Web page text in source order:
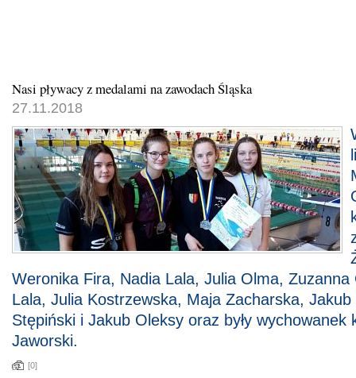
Nasi pływacy z medalami na zawodach Śląska
27.11.2018
Weronika Fira, Nadia Lala, Julia Olma, Zuzanna
Lala, Julia Kostrzewska, Maja Zacharska, Jakub
Stępiński i Jakub Oleksy oraz były wychowanek
Jaworski.
[0]